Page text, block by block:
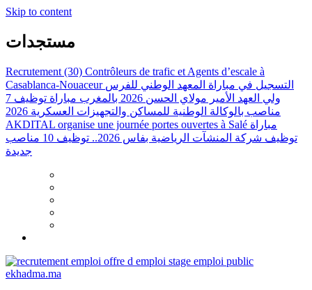
Skip to content
مستجدات
Recrutement (30) Contrôleurs de trafic et Agents d’escale à
Casablanca-Nouaceur التسجيل في مباراة المعهد الوطني للفرس
ولي العهد الأمير مولاي الحسن 2026 بالمغرب
مباراة توظيف 7
مناصب بالوكالة الوطنية للمساكن والتجهيزات العسكرية 2026
AKDITAL organise une journée portes ouvertes à Salé مباراة
توظيف شركة المنشآت الرياضية بفاس 2026.. توظيف 10 مناصب
جديدة